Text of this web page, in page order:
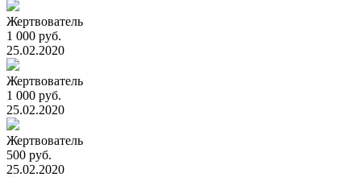
Жертвователь
1 000 руб.
25.02.2020
Жертвователь
1 000 руб.
25.02.2020
Жертвователь
500 руб.
25.02.2020